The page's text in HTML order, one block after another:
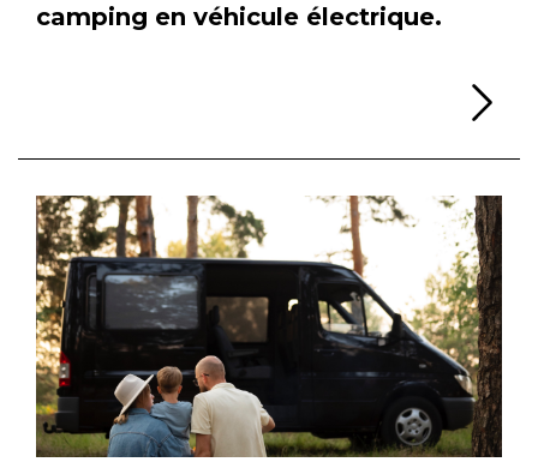
camping en véhicule électrique.